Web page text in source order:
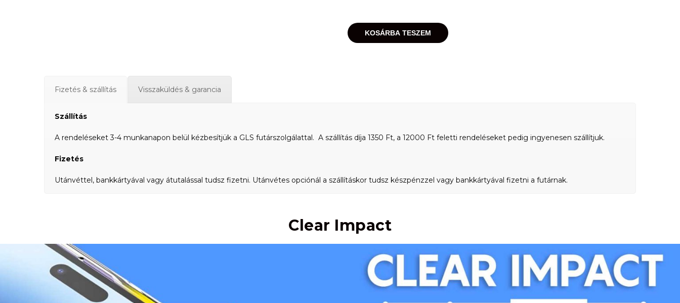
KOSÁRBA TESZEM
Fizetés & szállítás Visszaküldés & garancia
Szállítás
A rendeléseket 3-4 munkanapon belül kézbesítjük a GLS futárszolgálattal. A szállítás díja 1350 Ft, a 12000 Ft feletti rendeléseket pedig ingyenesen szállítjuk.
Fizetés
Utánvéttel, bankkártyával vagy átutalással tudsz fizetni. Utánvétes opciónál a szállításkor tudsz készpénzzel vagy bankkártyával fizetni a futárnak.
Clear Impact